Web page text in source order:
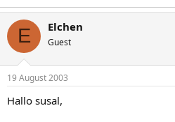
E Elchen
Guest
19 August 2003
Hallo susal,